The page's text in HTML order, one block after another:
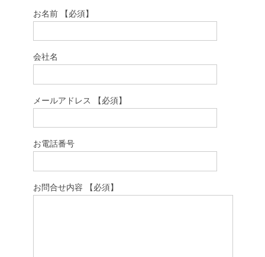
お名前 【必須】
会社名
メールアドレス 【必須】
お電話番号
お問合せ内容 【必須】